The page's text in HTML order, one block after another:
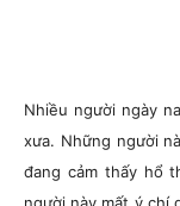
Nhiều người ngày
xưa. Những người
đang cảm thấy hổ